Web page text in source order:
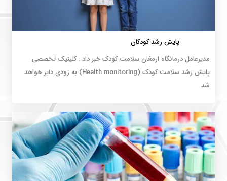
پایش رشد کودکان
مدیرعامل درمانگاه ارمغان سلامت کودک خبر داد : کلینیک تخصصی
پایش رشد سلامت کودک (Health monitoring) به زودی دایر خواهد
شد